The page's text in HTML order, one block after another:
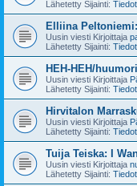
Lähetetty Sijainti:
Elliina Peltoniemi:
Uusin viesti Kirjoittaja
Lähetetty Sijainti:
HEH-HEH/
Uusin viesti Kirjoittaja
Lähetetty Sijainti:
Hirvitalon
Uusin viesti Kirjoittaja
Lähetetty Sijainti:
Tuija Teiska: I
Uusin viesti Kirjoittaja
Lähetetty Sijainti: